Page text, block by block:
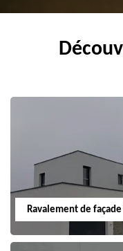
Ravalement de façade